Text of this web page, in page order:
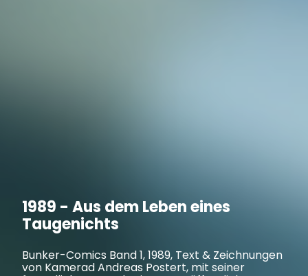
1989 - Aus dem Leben eines
Taugenichts
Bunker-Comics Band 1, 1989, Text & Zeichnungen
von Kamerad Andreas Postert, mit seiner